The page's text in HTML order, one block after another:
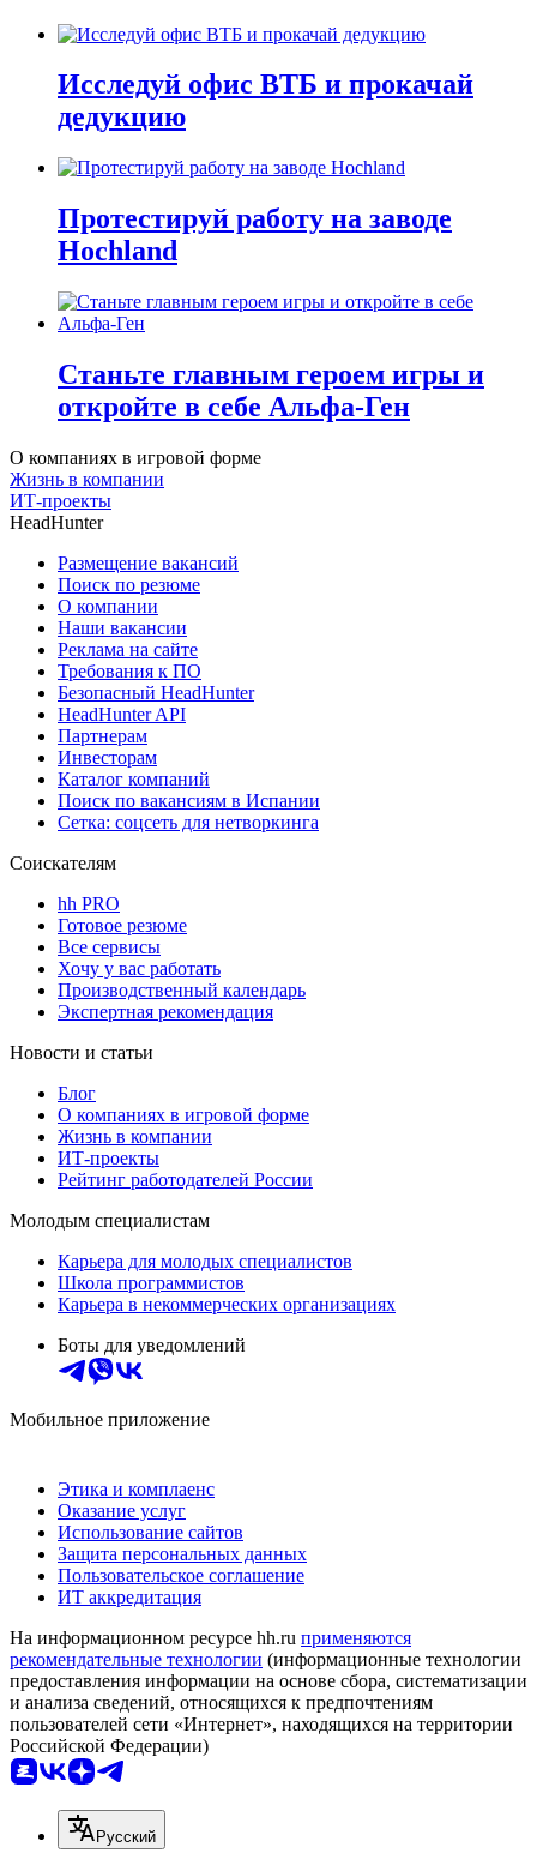
Исследуй офис ВТБ и прокачай
дедукцию
Протестируй работу на заводе
Hochland
Станьте главным героем игры и
откройте в себе Альфа-Ген
О компаниях в игровой форме
Жизнь в компании
ИТ-проекты
HeadHunter
Размещение вакансий
Поиск по резюме
О компании
Наши вакансии
Реклама на сайте
Требования к ПО
Безопасный HeadHunter
HeadHunter API
Партнерам
Инвесторам
Каталог компаний
Поиск по вакансиям в Испании
Сетка: соцсеть для нетворкинга
Соискателям
hh PRO
Готовое резюме
Все сервисы
Хочу у вас работать
Производственный календарь
Экспертная рекомендация
Новости и статьи
Блог
О компаниях в игровой форме
Жизнь в компании
ИТ-проекты
Рейтинг работодателей России
Молодым специалистам
Карьера для молодых специалистов
Школа программистов
Карьера в некоммерческих организациях
Боты для уведомлений
Мобильное приложение
Этика и комплаенс
Оказание услуг
Использование сайтов
Защита персональных данных
Пользовательское соглашение
ИТ аккредитация
На информационном ресурсе hh.ru применяются
рекомендательные технологии (информационные технологии
предоставления информации на основе сбора, систематизации
и анализа сведений, относящихся к предпочтениям
пользователей сети «Интернет», находящихся на территории
Российской Федерации)
Русский